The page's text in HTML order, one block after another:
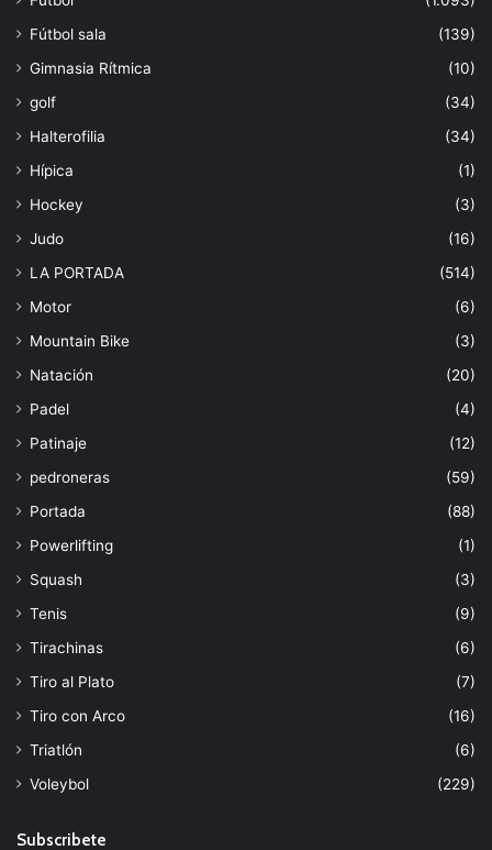
Fútbol sala
(139)
Gimnasia Rítmica
(10)
golf
(34)
Halterofilia
(34)
Hípica
(1)
Hockey
(3)
Judo
(16)
LA PORTADA
(514)
Motor
(6)
Mountain Bike
(3)
Natación
(20)
Padel
(4)
Patinaje
(12)
pedroneras
(59)
Portada
(88)
Powerlifting
(1)
Squash
(3)
Tenis
(9)
Tirachinas
(6)
Tiro al Plato
(7)
Tiro con Arco
(16)
Triatlón
(6)
Voleybol
(229)
Subscribete